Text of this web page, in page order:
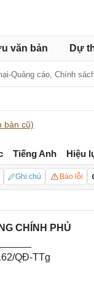
văn bản Dự
Quảng cáo, Chính
bản cũ)
Tiếng Anh Hiệu
Ghi chú Báo lỗi
CHÍNH PHỦ
QĐ-TTg